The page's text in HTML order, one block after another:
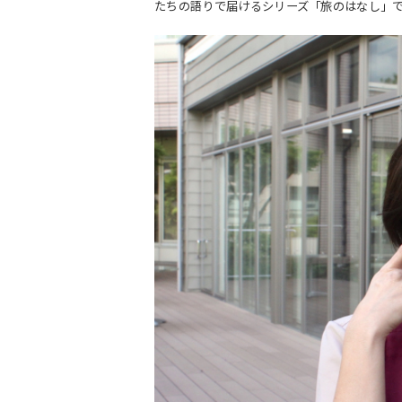
たちの語りで届けるシリーズ「旅のはなし」